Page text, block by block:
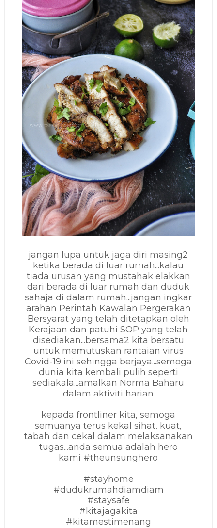
jangan lupa untuk jaga diri masing2
ketika berada di luar rumah...kalau
tiada urusan yang mustahak elakkan
dari berada di luar rumah dan duduk
sahaja di dalam rumah...jangan ingkar
arahan Perintah Kawalan Pergerakan
Bersyarat yang telah ditetapkan oleh
Kerajaan dan patuhi SOP yang telah
disediakan...bersama2 kita bersatu
untuk memutuskan rantaian virus
Covid-19 ini sehingga berjaya...semoga
dunia kita kembali pulih seperti
sediakala...amalkan Norma Baharu
dalam aktiviti harian
kepada frontliner kita, semoga
semuanya terus kekal sihat, kuat,
tabah dan cekal dalam melaksanakan
tugas...anda semua adalah hero
kami #theunsunghero
#stayhome
#dudukrumahdiamdiam
#staysafe
#kitajagakita
#kitamestimenang